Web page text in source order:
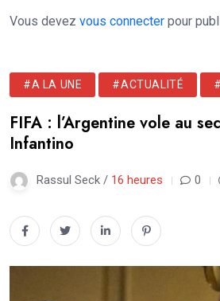
Vous devez vous connecter pour
#A LA UNE #ACTUALITÉ
FIFA : l’Argentine vole au
Infantino
Rassul Seck / 16 heures 0